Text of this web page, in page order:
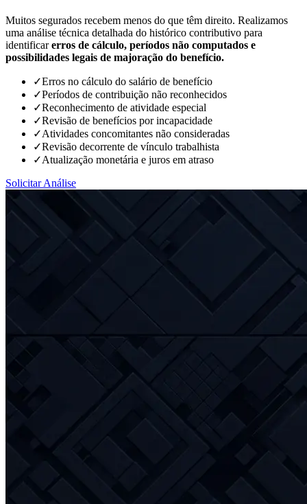
Muitos segurados recebem menos do que têm direito. Realizamos
uma análise técnica detalhada do histórico contributivo para
identificarerros de cálculo, períodos não computados e
possibilidades legais de majoração do benefício.
✓Erros no cálculo do salário de benefício
✓Períodos de contribuição não reconhecidos
✓Reconhecimento de atividade especial
✓Revisão de benefícios por incapacidade
✓Atividades concomitantes não consideradas
✓Revisão decorrente de vínculo trabalhista
✓Atualização monetária e juros em atraso
Solicitar Análise